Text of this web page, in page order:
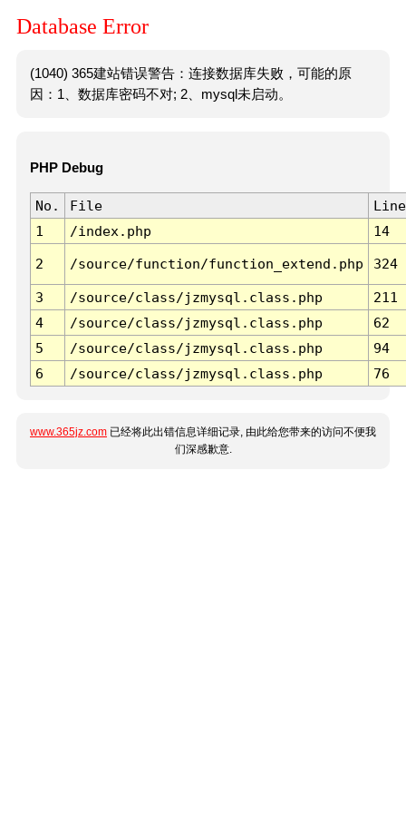
Database Error
(1040) 365建站错误警告：连接数据库失败，可能的原
因：1、数据库密码不对; 2、mysql未启动。
PHP Debug
No. File
Line
1
/index.php 14
2 /source/function/function_extend.php 324
3 /source/class/jzmysql.class.php
211
4
/source/class/jzmysql.class.php
62
5
/source/class/jzmysql.class.php
94
6
/source/class/jzmysql.class.php 76
www.365jz.com 已经将此出错信息详细记录, 由此给您带来的访问不便我
们深感歉意.